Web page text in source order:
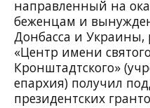
направленный на
беженцам и
Донбасса и
«Центр имени
Кронштадтского»
епархия) получил
президентских